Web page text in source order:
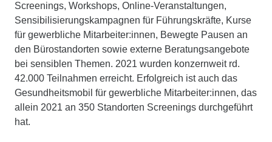
Screenings, Workshops, Online-Veranstaltungen,
Sensibilisierungskampagnen für Führungskräfte, Kurse
für gewerbliche Mitarbeiter:innen, Bewegte Pausen an
den Bürostandorten sowie externe Beratungsangebote
bei sensiblen Themen. 2021 wurden konzernweit rd.
42.000 Teilnahmen erreicht. Erfolgreich ist auch das
Gesundheitsmobil für gewerbliche Mitarbeiter:innen, das
allein 2021 an 350 Standorten Screenings durchgeführt
hat.